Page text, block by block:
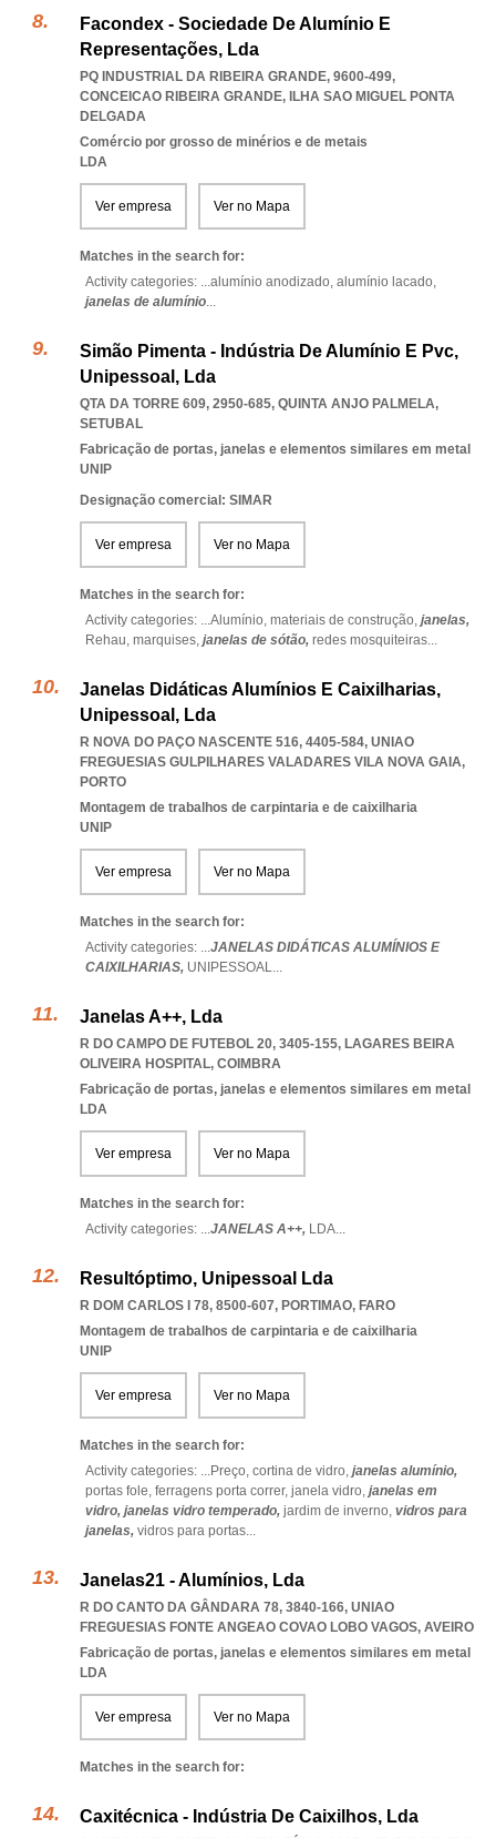
Facondex - Sociedade De Alumínio E
Representações, Lda
PQ INDUSTRIAL DA RIBEIRA GRANDE, 9600-499,
CONCEICAO RIBEIRA GRANDE, ILHA SAO MIGUEL PONTA
DELGADA
Comércio por grosso de minérios e de metais
LDA
Ver empresa Ver no Mapa
Matches in the search for:
Activity categories: ...alumínio anodizado, alumínio lacado,
janelas de alumínio...
Simão Pimenta - Indústria De Alumínio E Pvc,
Unipessoal, Lda
QTA DA TORRE 609, 2950-685, QUINTA ANJO PALMELA,
SETUBAL
Fabricação de portas, janelas e elementos similares em metal
UNIP
Designação comercial: SIMAR
Ver empresa Ver no Mapa
Matches in the search for:
Activity categories: ...Alumínio, materiais de construção, janelas,
Rehau, marquises, janelas de sótão, redes mosquiteiras...
Janelas Didáticas Alumínios E Caixilharias,
Unipessoal, Lda
R NOVA DO PAÇO NASCENTE 516, 4405-584, UNIAO
FREGUESIAS GULPILHARES VALADARES VILA NOVA GAIA,
PORTO
Montagem de trabalhos de carpintaria e de caixilharia
UNIP
Ver empresa Ver no Mapa
Matches in the search for:
Activity categories: ...JANELAS DIDÁTICAS ALUMÍNIOS E
CAIXILHARIAS, UNIPESSOAL...
Janelas A++, Lda
R DO CAMPO DE FUTEBOL 20, 3405-155, LAGARES BEIRA
OLIVEIRA HOSPITAL, COIMBRA
Fabricação de portas, janelas e elementos similares em metal
LDA
Ver empresa Ver no Mapa
Matches in the search for:
Activity categories: ...JANELAS A++, LDA...
Resultóptimo, Unipessoal Lda
R DOM CARLOS I 78, 8500-607, PORTIMAO, FARO
Montagem de trabalhos de carpintaria e de caixilharia
UNIP
Ver empresa Ver no Mapa
Matches in the search for:
Activity categories: ...Preço, cortina de vidro, janelas alumínio,
portas fole, ferragens porta correr, janela vidro, janelas em
vidro, janelas vidro temperado, jardim de inverno, vidros para
janelas, vidros para portas...
Janelas21 - Alumínios, Lda
R DO CANTO DA GÂNDARA 78, 3840-166, UNIAO
FREGUESIAS FONTE ANGEAO COVAO LOBO VAGOS, AVEIRO
Fabricação de portas, janelas e elementos similares em metal
LDA
Ver empresa Ver no Mapa
Matches in the search for:
Caxitécnica - Indústria De Caixilhos, Lda